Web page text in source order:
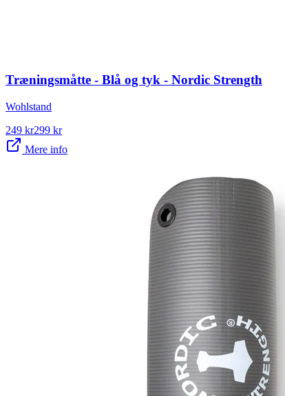
Træningsmåtte - Blå og tyk - Nordic Strength
Wohlstand
249 kr299 kr
Mere info